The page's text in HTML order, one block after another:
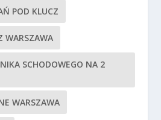
POD KLUCZ
WARSZAWA
SCHODOWEGO NA 2
WARSZAWA